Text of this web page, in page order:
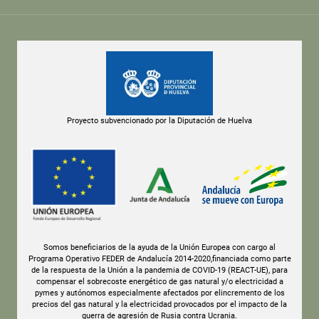
Proyecto subvencionado por la Diputación de Huelva
Somos beneficiarios de la ayuda de la Unión Europea con cargo al
Programa Operativo FEDER de Andalucía 2014-2020,financiada como parte
de la respuesta de la Unión a la pandemia de COVID-19 (REACT-UE), para
compensar el sobrecoste energético de gas natural y/o electricidad a
pymes y autónomos especialmente afectados por elincremento de los
precios del gas natural y la electricidad provocados por el impacto de la
guerra de agresión de Rusia contra Ucrania.